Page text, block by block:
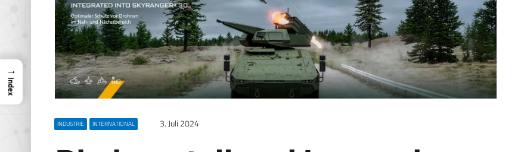
INDUSTRIE INTERNATIONAL 3. Juli 2024
→
Index